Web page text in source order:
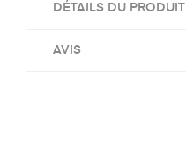
DÉTAILS DU PRODUIT
AVIS